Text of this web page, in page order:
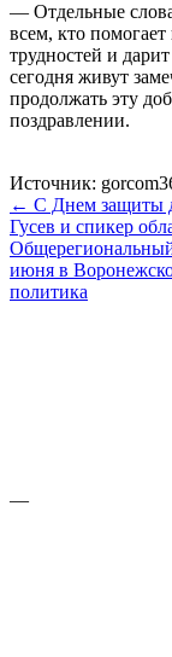
— Отдельные
всем, кто
трудностей и
сегодня живут
продолжать эту
поздравлении.
Источник:
← С Днем защиты
Гусев и спикер
июня в
политика
—